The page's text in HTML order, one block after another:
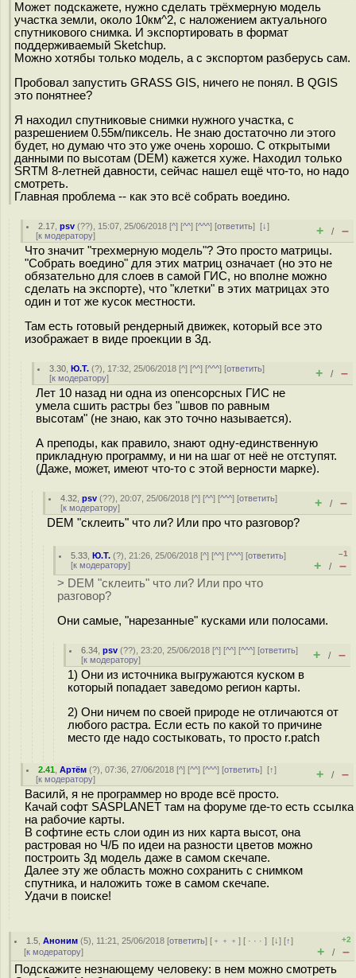
Может подскажете, нужно сделать трёхмерную модель
участка земли, около 10км^2, c наложением актуального
спутникового снимка. И экспортировать в формат
поддерживаемый Sketchup.
Можно хотябы только модель, а с экспортом разберусь сам.
Пробовал запустить GRASS GIS, ничего не понял. В QGIS
это понятнее?
Я находил спутниковые снимки нужного участка, с
разрешением 0.55м/пиксель. Не знаю достаточно ли этого
будет, но думаю что это уже очень хорошо. С открытыми
данными по высотам (DEM) кажется хуже. Находил только
SRTM 8-летней давности, сейчас нашел ещё что-то, но надо
смотреть.
Главная проблема -- как это всё собрать воедино.
2.17 ,psv (??), 15:07, 25/06/2018 [^] [^^] [^^^] [ответить][↓]
[к модератору] + / –
Что значит "трехмерную модель"? Это просто матрицы.
"Собрать воедино" для этих матриц означает (но это не
обязательно для слоев в самой ГИС, но вполне можно
сделать на экспорте), что "клетки" в этих матрицах это
один и тот же кусок местности.
Там есть готовый рендерный движек, который все это
изображает в виде проекции в 3д.
3.30 ,Ю.Т. (?), 17:32, 25/06/2018 [^] [^^] [^^^] [ответить]
[к модератору] + / –
Лет 10 назад ни одна из опенсорсных ГИС не
умела сшить растры без "швов по равным
высотам" (не знаю, как это точно называется).
А преподы, как правило, знают одну-единственную
прикладную программу, и ни на шаг от неё не отступят.
(Даже, может, имеют что-то с этой верности марке).
4.32 ,psv (??), 20:07, 25/06/2018 [^] [^^] [^^^] [ответить]
[к модератору] + / –
DEM "склеить" что ли? Или про что разговор?
5.33 ,Ю.Т. (?), 21:26, 25/06/2018 [^] [^^] [^^^] [ответить]
[к модератору]
–1
+ / –
> DEM "склеить" что ли? Или про что
разговор?
Они самые, "нарезанные" кусками или полосами.
6.34 ,psv (??), 23:20, 25/06/2018 [^] [^^] [^^^] [ответить]
[к модератору] + / –
1) Они из источника выгружаются куском в
который попадает заведомо регион карты.
2) Они ничем по своей природе не отличаются от
любого растра. Если есть по какой то причине
место где надо состыковать, то просто r.patch
2.41 ,Артём (?), 07:36, 27/06/2018 [^] [^^] [^^^] [ответить][↑]
[к модератору] + / –
Василй, я не программер но вроде всё просто.
Качай софт SASPLANET там на форуме где-то есть ссылка
на рабочие карты.
В софтине есть слои один из них карта высот, она
растровая но Ч/Б по идеи на разности цветов можно
построить 3д модель даже в самом скечапе.
Далее эту же область можно сохранить с снимком
спутника, и наложить тоже в самом скечапе.
Удачи в поиске!
1.5 ,Аноним (5), 11:21, 25/06/2018 [ответить] [ ﹢﹢﹢] [ · · ·][↓] [↑]
[к модератору]
+2
+ / –
Подскажите незнающему человеку: в нем можно смотреть